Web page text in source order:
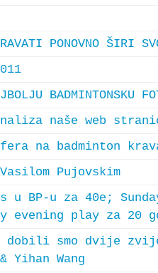
PONOVNO ŠIRI
BADMINTONSKU
naše web
na badminton
Pujovskim
u BP-u za 40e;
evening play za 20
dobili smo dvije
Yihan Wang